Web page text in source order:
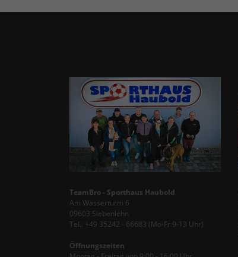
TeamBro - Sporthaus Haubold
Am Wasserturm 6
09603 Siebenlehn
Tel.: +49 35242 - 66683 (Mo-Fr 9-13 Uhr)
Öffnungszeiten